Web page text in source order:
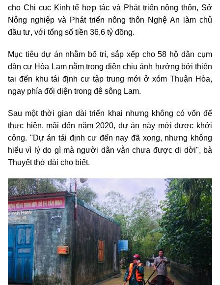
cho Chi cục Kinh tế hợp tác và Phát triển nông thôn, Sở
Nông nghiệp và Phát triển nông thôn Nghệ An làm chủ
đầu tư, với tổng số tiền 36,6 tỷ đồng.
Mục tiêu dự án nhằm bố trí, sắp xếp cho 58 hộ dân cụm
dân cư Hòa Lam nằm trong diện chịu ảnh hưởng bởi thiên
tai đến khu tái định cư tập trung mới ở xóm Thuận Hòa,
ngay phía đối diện trong đê sông Lam.
Sau một thời gian dài triển khai nhưng không có vốn để
thực hiện, mãi đến năm 2020, dự án này mới được khởi
công. "Dự án tái định cư đến nay đã xong, nhưng không
hiểu vì lý do gì mà người dân vẫn chưa được di dời", bà
Thuyết thở dài cho biết.